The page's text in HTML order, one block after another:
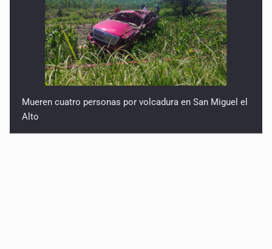
Mueren cuatro personas por volcadura en San Miguel el
Alto